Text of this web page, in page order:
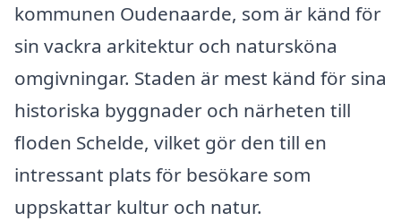
kommunen Oudenaarde, som är känd för
sin vackra arkitektur och natursköna
omgivningar. Staden är mest känd för sina
historiska byggnader och närheten till
floden Schelde, vilket gör den till en
intressant plats för besökare som
uppskattar kultur och natur.